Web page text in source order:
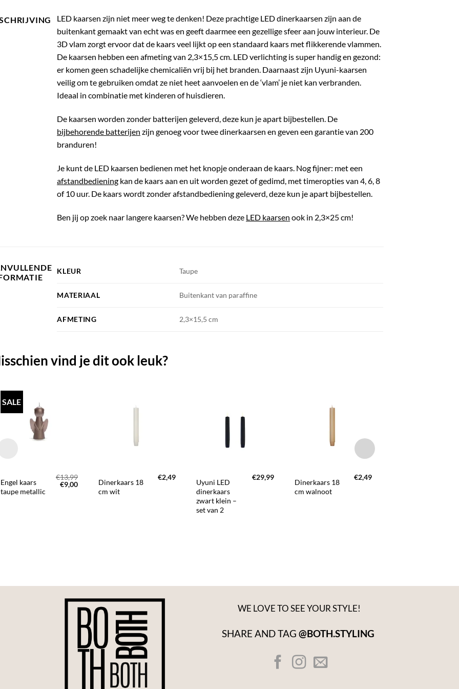
LED kaarsen zijn niet meer weg te denken! Deze prachtige LED dinerkaarsen zijn aan de
buitenkant gemaakt van echt was en geeft daarmee een gezellige sfeer aan jouw interieur. De
3D vlam zorgt ervoor dat de kaars veel lijkt op een standaard kaars met flikkerende vlammen.
De kaarsen hebben een afmeting van 2,3×15,5 cm. LED verlichting is super handig en gezond:
er komen geen schadelijke chemicaliën vrij bij het branden. Daarnaast zijn Uyuni-kaarsen
veilig om te gebruiken omdat ze niet heet aanvoelen en de ‘vlam’ je niet kan verbranden.
Ideaal in combinatie met kinderen of huisdieren.
De kaarsen worden zonder batterijen geleverd, deze kun je apart bijbestellen. De
bijbehorende batterijen zijn genoeg voor twee dinerkaarsen en geven een garantie van 200
branduren!
Je kunt de LED kaarsen bedienen met het knopje onderaan de kaars. Nog fijner: met een
afstandbediening kan de kaars aan en uit worden gezet of gedimd, met timeropties van 4, 6, 8
of 10 uur. De kaars wordt zonder afstandbediening geleverd, deze kun je apart bijbestellen.
Ben jij op zoek naar langere kaarsen? We hebben deze LED kaarsen ook in 2,3×25 cm!
KLEUR Taupe
MATERIAAL Buitenkant van paraffine
AFMETING 2,3×15,5 cm
vind je dit ook leuk?
SALE
TOEVOEGEN
AAN JOUW
FAVORIETEN
Engel kaars
taupe metallic
€13,99
Oorspronkelijke
prijs
€9,00HuidigeDinerkaars 18
cm wit
€2,49
TOEVOEGEN
AAN JOUW
Uyuni LED
dinerkaars
zwart klein –
set van 2
€29,99
Dinerkaars 18
cm walnoot
€2,49
WE LOVE TO SEE YOUR STYLE!
SHARE AND TAG @BOTH.STYLING